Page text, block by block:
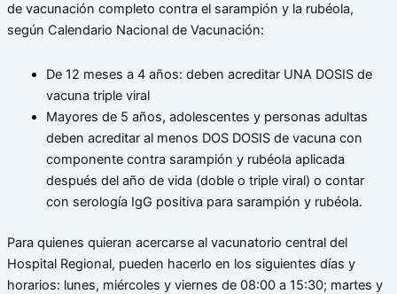
de vacunación completo contra el sarampión y la rubéola,
según Calendario Nacional de Vacunación:
De 12 meses a 4 años: deben acreditar UNA DOSIS de
vacuna triple viral
Mayores de 5 años, adolescentes y personas adultas
deben acreditar al menos DOS DOSIS de vacuna con
componente contra sarampión y rubéola aplicada
después del año de vida (doble o triple viral) o contar
con serología IgG positiva para sarampión y rubéola.
Para quienes quieran acercarse al vacunatorio central del
Hospital Regional, pueden hacerlo en los siguientes días y
horarios: lunes, miércoles y viernes de 08:00 a 15:30; martes y